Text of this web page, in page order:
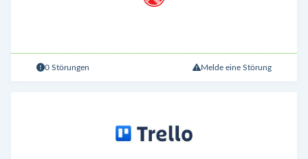
0 Störungen Melde eine Störung